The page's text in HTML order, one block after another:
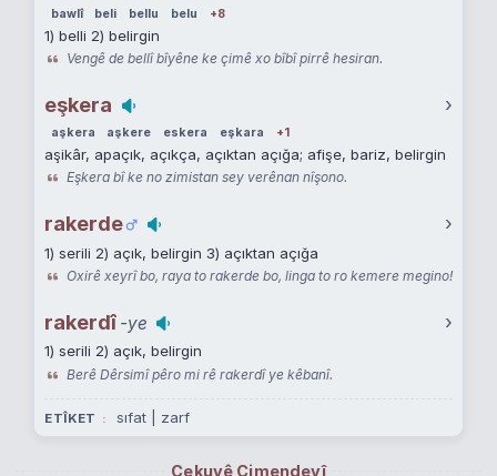
bawlî beli bellu belu +8
1) belli 2) belirgin
Vengê de bellî bîyêne ke çimê xo bîbî pirrê hesiran.
eşkera ›
aşkera aşkere eskera eşkara +1
aşikâr, apaçık, açıkça, açıktan açığa; afişe, bariz, belirgin
Eşkera bî ke no zimistan sey verênan nîşono.
rakerde ›
1) serili 2) açık, belirgin 3) açıktan açığa
Oxirê xeyrî bo, raya to rakerde bo, linga to ro kemere megino!
rakerdî -ye ›
1) serili 2) açık, belirgin
Berê Dêrsimî pêro mi rê rakerdî ye kêbanî.
ETÎKET sıfat | zarf
Çekuyê Cimendeyî